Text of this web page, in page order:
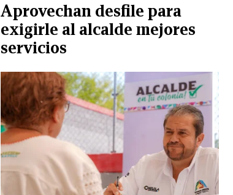
Aprovechan desfile para
exigirle al alcalde mejores
servicios